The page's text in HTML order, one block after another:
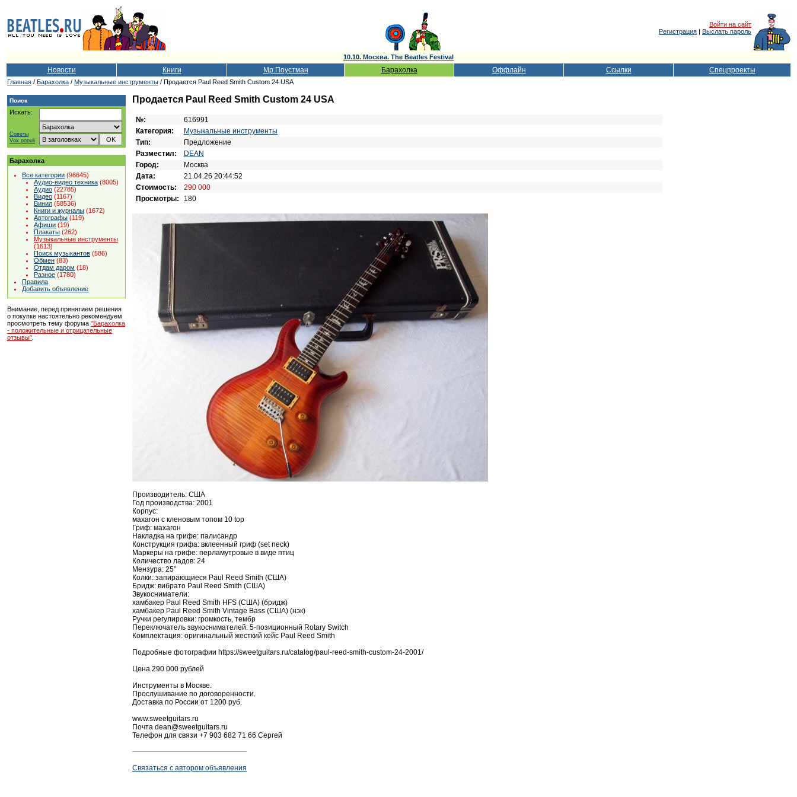
Войти на сайт
Регистрация | Выслать пароль
10.10. Москва. The Beatles Festival
Новости Книги Мр.Поустман Барахолка Оффлайн Ссылки Спецпроекты
Главная / Барахолка / Музыкальные инструменты / Продается Paul Reed Smith Custom 24 USA
Поиск
Искать:
Советы
Vox populi
Барахолка
Все категории (96645)
Аудио-видео техника (8005)
Аудио (22785)
Видео (1167)
Винил (58536)
Книги и журналы (1672)
Автографы (119)
Афиши (19)
Плакаты (262)
Музыкальные инструменты
(1613)
Поиск музыкантов (586)
Обмен (83)
Отдам даром (18)
Разное (1780)
Правила
Добавить объявление
Внимание, перед принятием решения
о покупке настоятельно рекомендуем
просмотреть тему форума "Барахолка
- положительные и отрицательные
отзывы"
Продается Paul Reed Smith Custom 24 USA
№:
616991
Категория:
Музыкальные инструменты
Тип:
Предложение
Разместил:
DEAN
Город:
Москва
Дата:
21.04.26 20:44:52
Стоимость:
290 000
Просмотры:
180
Производитель: США
Год производства: 2001
Корпус:
махагон с кленовым топом 10 top
Гриф: махагон
Накладка на грифе: палисандр
Конструкция грифа: вклеенный гриф (set neck)
Маркеры на грифе: перламутровые в виде птиц
Количество ладов: 24
Мензура: 25”
Колки: запирающиеся Paul Reed Smith (США)
Бридж: вибрато Paul Reed Smith (США)
Звукосниматели:
хамбакер Paul Reed Smith HFS (США) (бридж)
хамбакер Paul Reed Smith Vintage Bass (США) (нэк)
Ручки регулировки: громкость, тембр
Переключатель звукоснимателей: 5-позиционный Rotary Switch
Комплектация: оригинальный жесткий кейс Paul Reed Smith
Подробные фотографии https://sweetguitars.ru/catalog/paul-reed-smith-custom-24-2001/
Цена 290 000 рублей
Инструменты в Москве.
Прослушивание по договоренности.
Доставка по России от 1200 руб.
www.sweetguitars.ru
Почта dean@sweetguitars.ru
Телефон для связи +7 903 682 71 66 Сергей
Связаться с автором объявления